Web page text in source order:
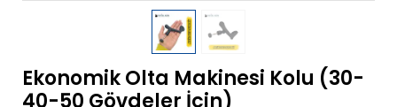
Ekonomik Olta Makinesi Kolu (30-
40-50 Gövdeler İçin)